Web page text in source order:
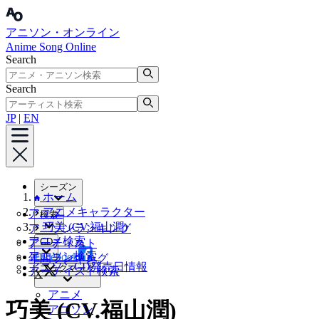
アニソン・オンライン
Anime Song Online
Search
Search
JP| EN
シーズン
アニメ
アニソンランキング
アーティスト
年間ランキング
検索
アニメ検索
アニソン検索
アーティスト検索
CD
アニソンCD発売日情報
ブックマーク
アニメ
アニソン
ホーム
アニメキャラクター
巧美 (CV.福山潤)
Facebook
X
巧美 (CV.福山潤)